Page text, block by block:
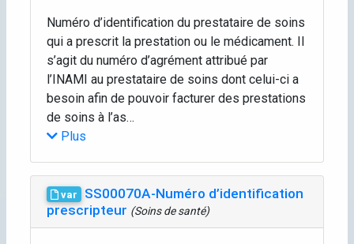
Numéro d’identification du prestataire de soins
qui a prescrit la prestation ou le médicament. Il
s’agit du numéro d’agrément attribué par
l’INAMI au prestataire de soins dont celui-ci a
besoin afin de pouvoir facturer des prestations
de soins à l’as…
Plus
var
SS00070A-Numéro d’identification
prescripteur (Soins de santé)